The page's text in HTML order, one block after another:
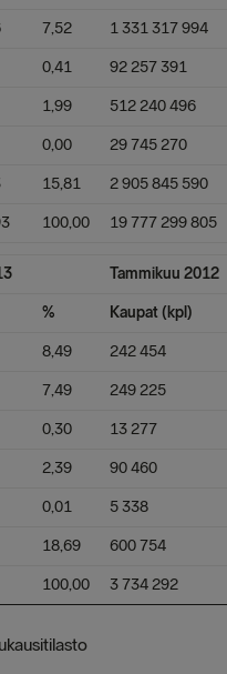
7,52 1 331 317 994
0,41 92 257 391
1,99 512 240 496
0,00 29 745 270
15,81 2 905 845 590
100,00 19 777 299 805
Tammikuu 2012
% Kaupat (kpl)
8,49 242 454
7,49 249 225
0,30 13 277
2,39 90 460
0,01 5 338
18,69 600 754
100,00 3 734 292